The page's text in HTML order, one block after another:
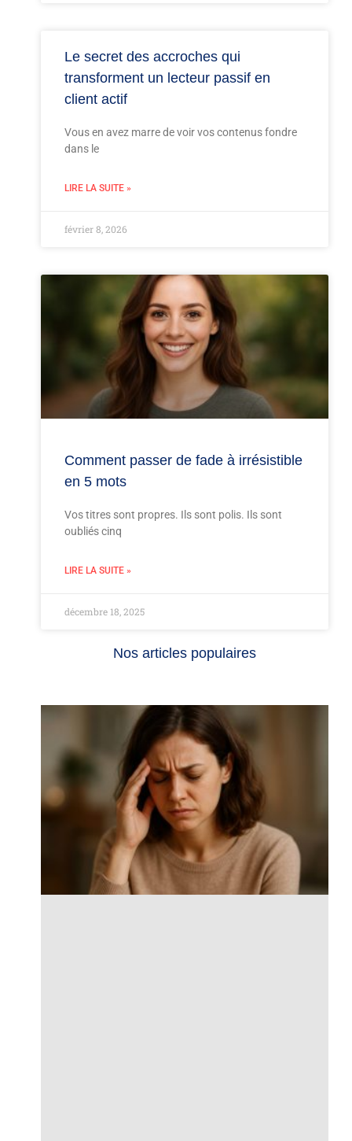
Le secret des accroches qui
transforment un lecteur passif en
client actif
Vous en avez marre de voir vos contenus fondre
dans le
LIRE LA SUITE »
février 8, 2026
Comment passer de fade à irrésistible
en 5 mots
Vos titres sont propres. Ils sont polis. Ils sont
oubliés cinq
LIRE LA SUITE »
décembre 18, 2025
Nos articles populaires